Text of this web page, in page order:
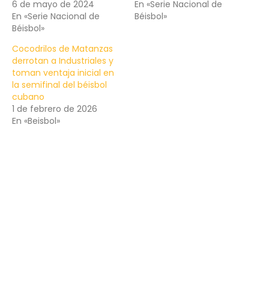
6 de mayo de 2024
En «Serie Nacional de
Béisbol»
En «Serie Nacional de
Béisbol»
Cocodrilos de Matanzas
derrotan a Industriales y
toman ventaja inicial en
la semifinal del béisbol
cubano
1 de febrero de 2026
En «Beisbol»